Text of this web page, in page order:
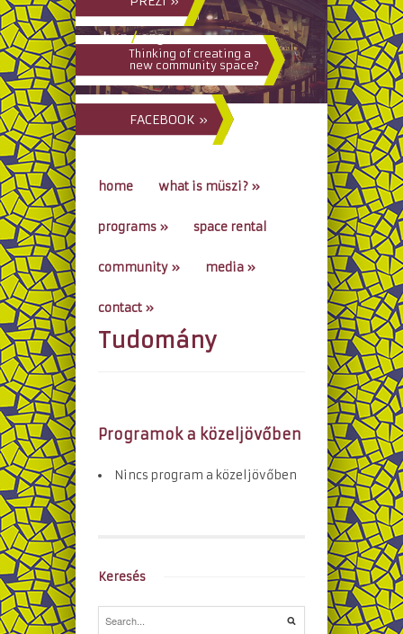
hun/eng
Thinking of creating a
new community space?
FACEBOOK »
home what is müszi? »
programs » space rental
community » media »
contact »
go to...
Tudomány
Programok a közeljövőben
Nincs program a közeljövőben
Keresés